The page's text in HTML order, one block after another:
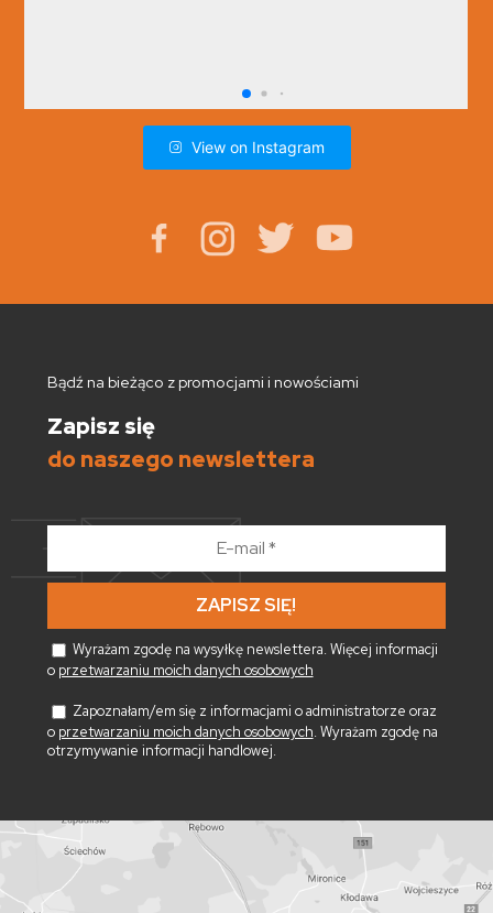
View on Instagram
Bądź na bieżąco z promocjami i nowościami
Zapisz się
do naszego newslettera
*
Wyrażam zgodę na wysyłkę newslettera. Więcej informacji
o przetwarzaniu moich danych osobowych
Zapoznałam/em się z informacjami o administratorze oraz
o przetwarzaniu moich danych osobowych. Wyrażam zgodę na
otrzymywanie informacji handlowej.